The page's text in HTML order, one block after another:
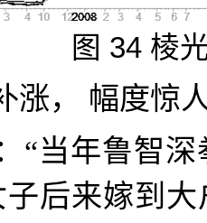
图 34 棱
涨，
幅度惊
“当年鲁智
子后来嫁到